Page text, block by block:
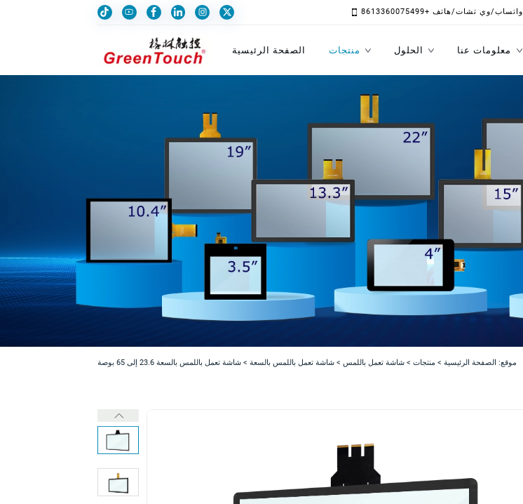
واتساب/وي تشات/هاتف +8613360075499
الصفحة الرئيسية منتجات الحلول معلومات عنا
موقع: الصفحة الرئيسية > منتجات >شاشة تعمل باللمس >شاشة تعمل باللمس بالسعة > شاشة تعمل باللمس بالسعة 23.6 إلى 65 بوصة